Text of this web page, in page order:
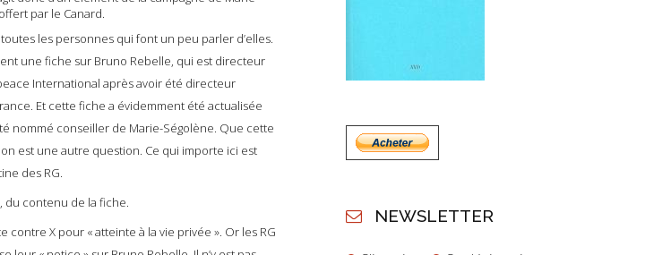
par le Canard.
les personnes qui font un peu parler d’elles.
une fiche sur Bruno Rebelle, qui est directeur
International après avoir été directeur
Et cette fiche a évidemment été actualisée
nommé conseiller de Marie-Ségolène. Que cette
est une autre question. Ce qui importe ici est
des RG.
du contenu de la fiche.
contre X pour « atteinte à la vie privée ». Or les RG
NEWSLETTER